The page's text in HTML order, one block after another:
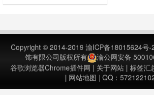
部署一个简单的环境。安装插件后首
多个可访问的URL，自定义端口，
以及设置CORS header. 它……
Copyright © 2014-2019 渝ICP备18015624号-
饰有限公司版权所有
渝公网安备
谷歌浏览器Chrome插件网 | 关于网站| 标签汇
| 网站地图 | QQ：